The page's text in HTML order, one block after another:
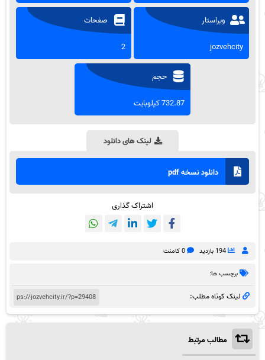
ویراستار
jozvehcity
صفحات
2
حجم
732.87 کیلوبایت
لینک های دانلود
دانلود نسخه pdf
اشتراک گذاری
194 بازدید 0 کامنت
برچسب ها:
لینک کوتاه مطلب:
مطالب مرتبط